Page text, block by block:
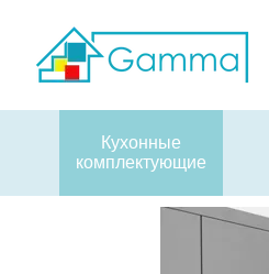
Кухонные
комплектующие